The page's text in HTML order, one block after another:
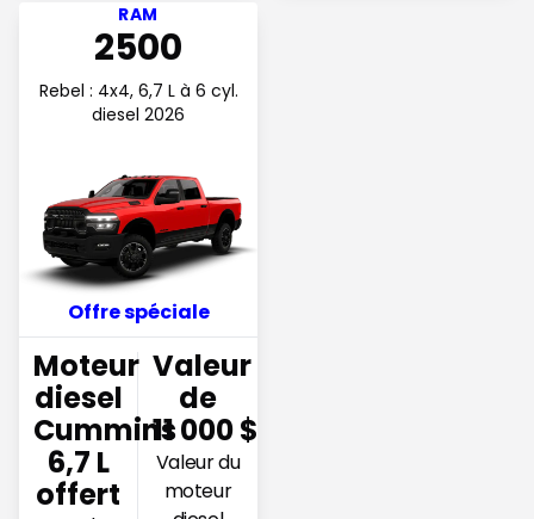
Voir l'offre Moteur diesel Cummins 6,7 L offert Jusqu'au
RAM
2500
Rebel : 4x4, 6,7 L à 6 cyl.
diesel 2026
Offre spéciale
Moteur
diesel
Cummins
6,7 L
offert
Valeur
de
11 000 $
Valeur du
moteur